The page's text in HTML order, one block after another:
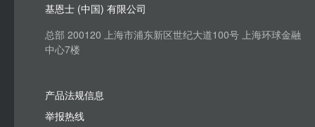
基恩士 (中国) 有限公司
总部 200120 上海市浦东新区世纪大道100号 上海环球金融
中心7楼
产品法规信息
举报热线